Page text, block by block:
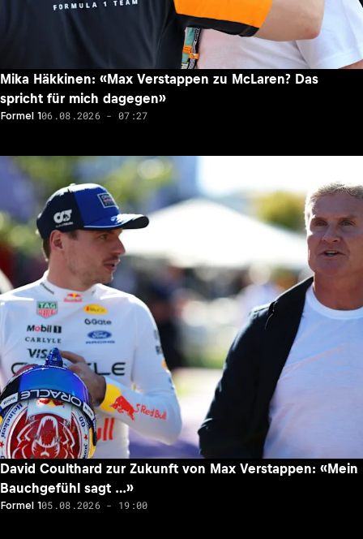
Mika Häkkinen: «Max Verstappen zu McLaren? Das
spricht für mich dagegen»
Formel 106.08.2026 - 07:27
David Coulthard zur Zukunft von Max Verstappen: «Mein
Bauchgefühl sagt …»
Formel 105.08.2026 - 19:00